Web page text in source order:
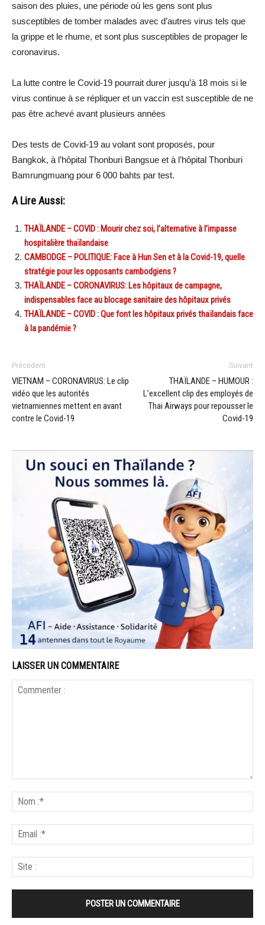
saison des pluies, une période où les gens sont plus
susceptibles de tomber malades avec d’autres virus tels que
la grippe et le rhume, et sont plus susceptibles de propager le
coronavirus.
La lutte contre le Covid-19 pourrait durer jusqu’à 18 mois si le
virus continue à se répliquer et un vaccin est susceptible de ne
pas être achevé avant plusieurs années
Des tests de Covid-19 au volant sont proposés, pour
Bangkok, à l’hôpital Thonburi Bangsue et à l’hôpital Thonburi
Bamrungmuang pour 6 000 bahts par test.
A Lire Aussi:
THAÏLANDE – COVID : Mourir chez soi, l’alternative à l’impasse
hospitalière thaïlandaise
CAMBODGE – POLITIQUE: Face à Hun Sen et à la Covid-19, quelle
stratégie pour les opposants cambodgiens ?
THAÏLANDE – CORONAVIRUS: Les hôpitaux de campagne,
indispensables face au blocage sanitaire des hôpitaux privés
THAÏLANDE – COVID : Que font les hôpitaux privés thaïlandais face
à la pandémie ?
Précédent
VIETNAM – CORONAVIRUS: Le clip
vidéo que les autorités
vietnamiennes mettent en avant
contre le Covid-19
Suivant
THAÏLANDE – HUMOUR :
L’excellent clip des employés de
Thai Airways pour repousser le
Covid-19
LAISSER UN COMMENTAIRE